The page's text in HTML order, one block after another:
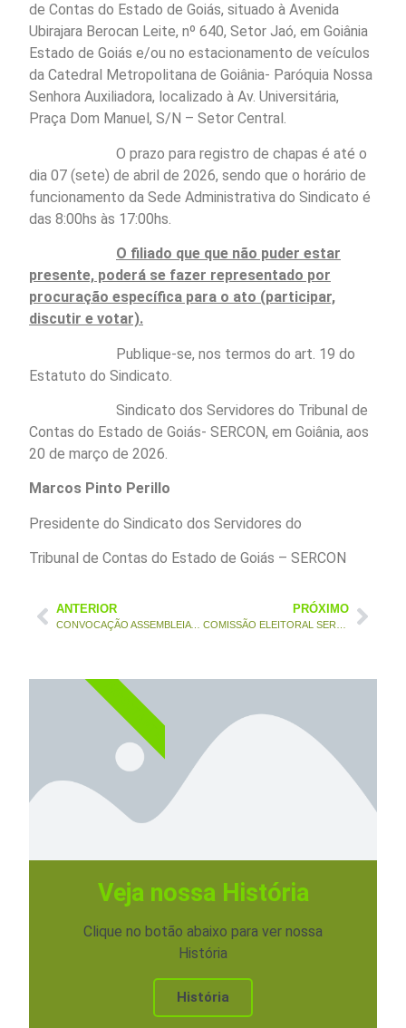
de Contas do Estado de Goiás, situado à Avenida
Ubirajara Berocan Leite, nº 640, Setor Jaó, em Goiânia
Estado de Goiás e/ou no estacionamento de veículos
da Catedral Metropolitana de Goiânia- Paróquia Nossa
Senhora Auxiliadora, localizado à Av. Universitária,
Praça Dom Manuel, S/N – Setor Central.
O prazo para registro de chapas é até o
dia 07 (sete) de abril de 2026, sendo que o horário de
funcionamento da Sede Administrativa do Sindicato é
das 8:00hs às 17:00hs.
O filiado que que não puder estar
presente, poderá se fazer representado por
procuração específica para o ato (participar,
discutir e votar).
Publique-se, nos termos do art. 19 do
Estatuto do Sindicato.
Sindicato dos Servidores do Tribunal de
Contas do Estado de Goiás- SERCON, em Goiânia, aos
20 de março de 2026.
Marcos Pinto Perillo
Presidente do Sindicato dos Servidores do
Tribunal de Contas do Estado de Goiás – SERCON
ANTERIOR
CONVOCAÇÃO ASSEMBLEIA GERAL EXTRAORDINÁRIA
PRÓXIMO
COMISSÃO ELEITORAL SERCON INSTRUÇÕES PARA OS ELEITORES
Veja nossa História
Clique no botão abaixo para ver nossa
História
História
IMPORTANTE